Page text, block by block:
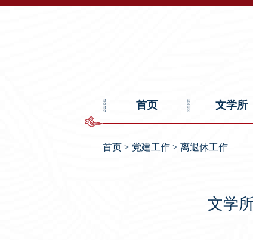
首页 文学所
首页 > 党建工作 > 离退休工作
文学